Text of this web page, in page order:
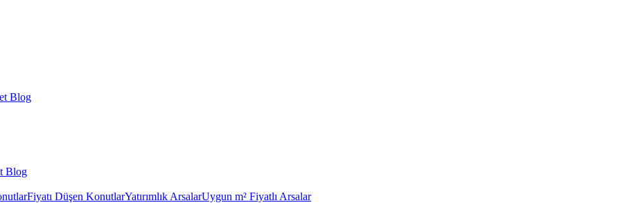
Blog
Blog
Fiyatı Düşen KonutlarYatırımlık ArsalarUygun m² Fiyatlı Arsalar